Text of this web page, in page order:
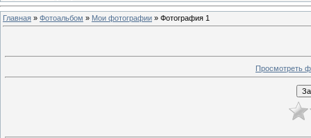
Главная » Фотоальбом » Мои фотографии » Фотография 1
Просмотреть